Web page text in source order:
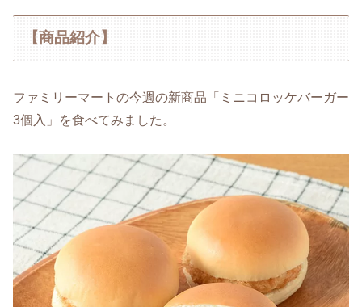
【商品紹介】
ファミリーマートの今週の新商品「ミニコロッケバーガー
3個入」を食べてみました。